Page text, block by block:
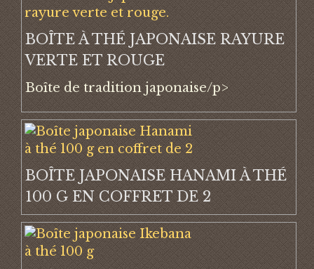
BOÎTE À THÉ JAPONAISE RAYURE
VERTE ET ROUGE
Boîte de tradition japonaise/p>
BOÎTE JAPONAISE HANAMI À THÉ
100 G EN COFFRET DE 2